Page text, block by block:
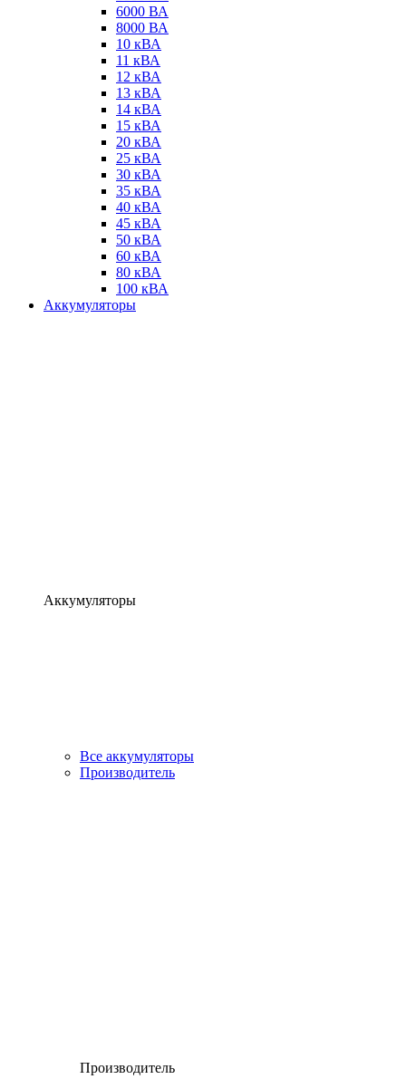
6000 ВА
8000 ВА
10 кВА
11 кВА
12 кВА
13 кВА
14 кВА
15 кВА
20 кВА
25 кВА
30 кВА
35 кВА
40 кВА
45 кВА
50 кВА
60 кВА
80 кВА
100 кВА
Аккумуляторы
Аккумуляторы
Все аккумуляторы
Производитель
Производитель